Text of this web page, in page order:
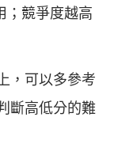
；競爭度越高
，可以多參考
斷高低分的難